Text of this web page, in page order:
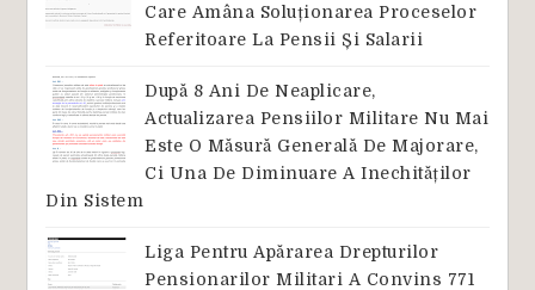
Care Amâna Soluționarea Proceselor
Referitoare La Pensii Și Salarii
După 8 Ani De Neaplicare,
Actualizarea Pensiilor Militare Nu Mai
Este O Măsură Generală De Majorare,
Ci Una De Diminuare A Inechităților
Din Sistem
Liga Pentru Apărarea Drepturilor
Pensionarilor Militari A Convins 771